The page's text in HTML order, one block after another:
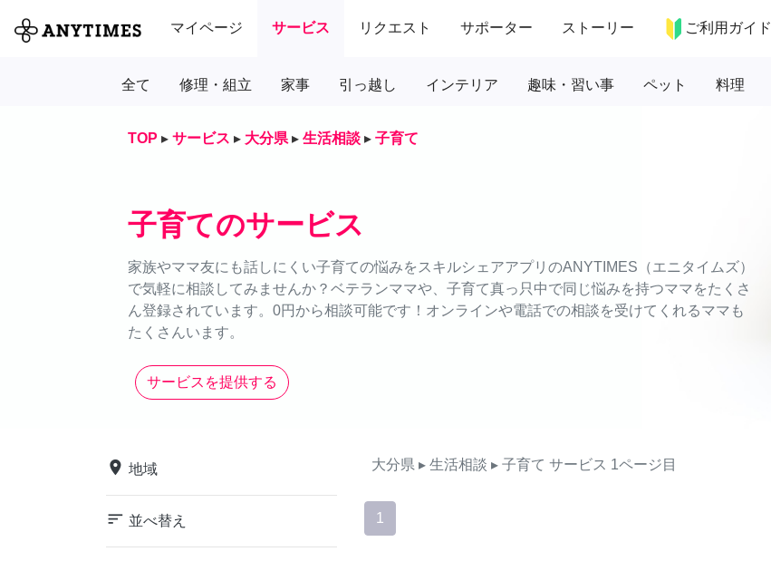
マイページ サービス リクエスト サポーター ストーリー ご利用ガイド
全て 修理・組立 家事 引っ越し インテリア 趣味・習い事 ペット 料理
TOP ▸ サービス ▸ 大分県 ▸ 生活相談 ▸ 子育て
子育てのサービス
家族やママ友にも話しにくい子育ての悩みをスキルシェアアプリのANYTIMES（エニタイムズ）
で気軽に相談してみませんか？ベテランママや、子育て真っ只中で同じ悩みを持つママをたくさ
ん登録されています。0円から相談可能です！オンラインや電話での相談を受けてくれるママも
たくさんいます。
サービスを提供する
place 地域
sort 並べ替え
大分県 ▸ 生活相談 ▸ 子育て サービス 1ページ目
1